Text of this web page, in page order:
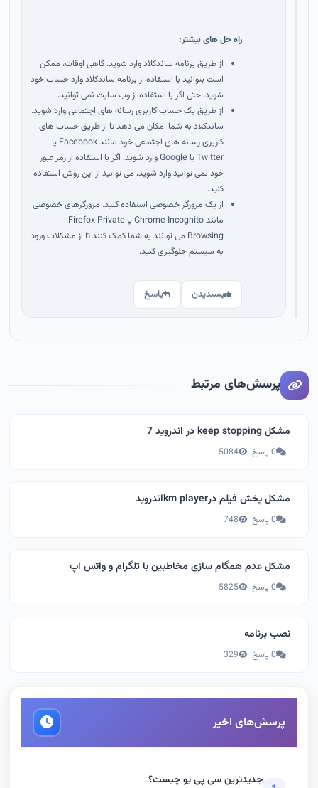
راه حل های بیشتر:
از طریق برنامه ساندکلاد وارد شوید. گاهی اوقات، ممکن
است بتوانید با استفاده از برنامه ساندکلاد وارد حساب خود
شوید، حتی اگر با استفاده از وب سایت نمی توانید.
از طریق یک حساب کاربری رسانه های اجتماعی وارد شوید.
ساندکلاد به شما امکان می دهد تا از طریق حساب های
کاربری رسانه های اجتماعی خود مانند Facebook یا
Twitter یا Google وارد شوید. اگر با استفاده از رمز عبور
خود نمی توانید وارد شوید، می توانید از این روش استفاده
کنید.
از یک مرورگر خصوصی استفاده کنید. مرورگرهای خصوصی
مانند Chrome Incognito یا Firefox Private
Browsing می توانند به شما کمک کنند تا از مشکلات ورود
به سیستم جلوگیری کنید.
پسندیدن پاسخ
پرسش‌های مرتبط
مشکل keep stopping در اندروید 7
0 پاسخ 5084
مشکل پخش فیلم درkm playerاندروید
0 پاسخ 748
مشکل عدم همگام سازی مخاطبین با تلگرام و واتس اپ
0 پاسخ 5825
نصب برنامه
0 پاسخ 329
پرسش‌های اخیر
جدیدترین سی پی یو چیست؟